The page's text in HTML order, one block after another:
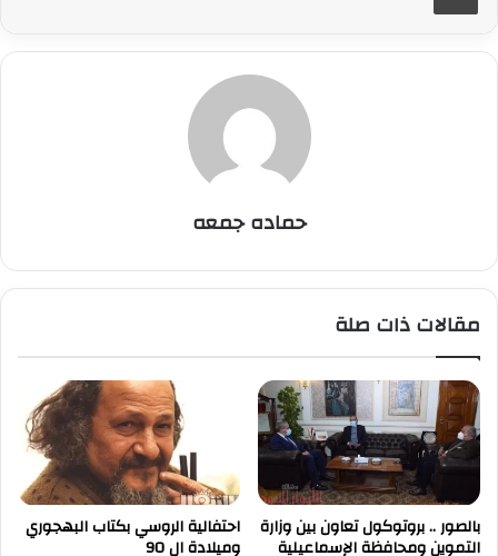
حماده جمعه
مقالات ذات صلة
بالصور .. بروتوكول تعاون بين وزارة
التموين ومحافظة الإسماعيلية
احتفالية الروسي بكتاب البهجوري
وميلادة ال 90